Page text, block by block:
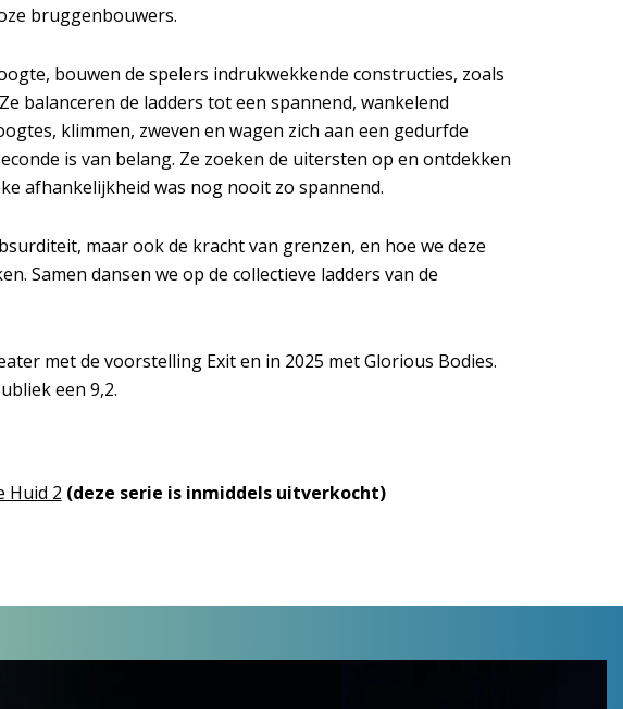
bruggenbouwers.
bouwen de spelers indrukwekkende constructies, zoals
balanceren de ladders tot een spannend, wankelend
klimmen, zweven en wagen zich aan een gedurfde
is van belang. Ze zoeken de uitersten op en ontdekken
afhankelijkheid was nog nooit zo spannend.
maar ook de kracht van grenzen, en hoe we deze
Samen dansen we op de collectieve ladders van de
met de voorstelling Exit en in 2025 met Glorious Bodies.
een 9,2.
Huid 2 (deze serie is inmiddels uitverkocht)
Inzoomen